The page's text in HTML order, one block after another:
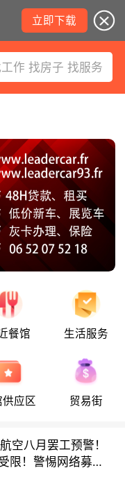
立即下载
作 找房子 找服务
餐馆 生活服务
供应区 贸易街
空八月罢工预警！
限！警惕网络募捐
限！警惕网络募捐